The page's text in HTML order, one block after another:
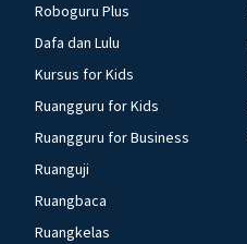
Roboguru Plus
Dafa dan Lulu
Kursus for Kids
Ruangguru for Kids
Ruangguru for Business
Ruanguji
Ruangbaca
Ruangkelas